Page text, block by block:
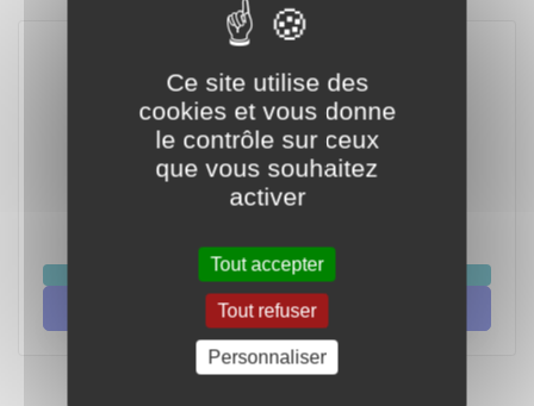
chat
Integrate Grok 3 Mini Fast with Grok
Ce site utilise des
cookies et vous donne
le contrôle sur ceux
que vous souhaitez
activer
Tout accepter
Tout refuser
Personnaliser